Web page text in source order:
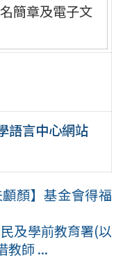
簡章及電子文
語言中心網站
顱顏】基金會得福
及學前教育署(以
教師 ...